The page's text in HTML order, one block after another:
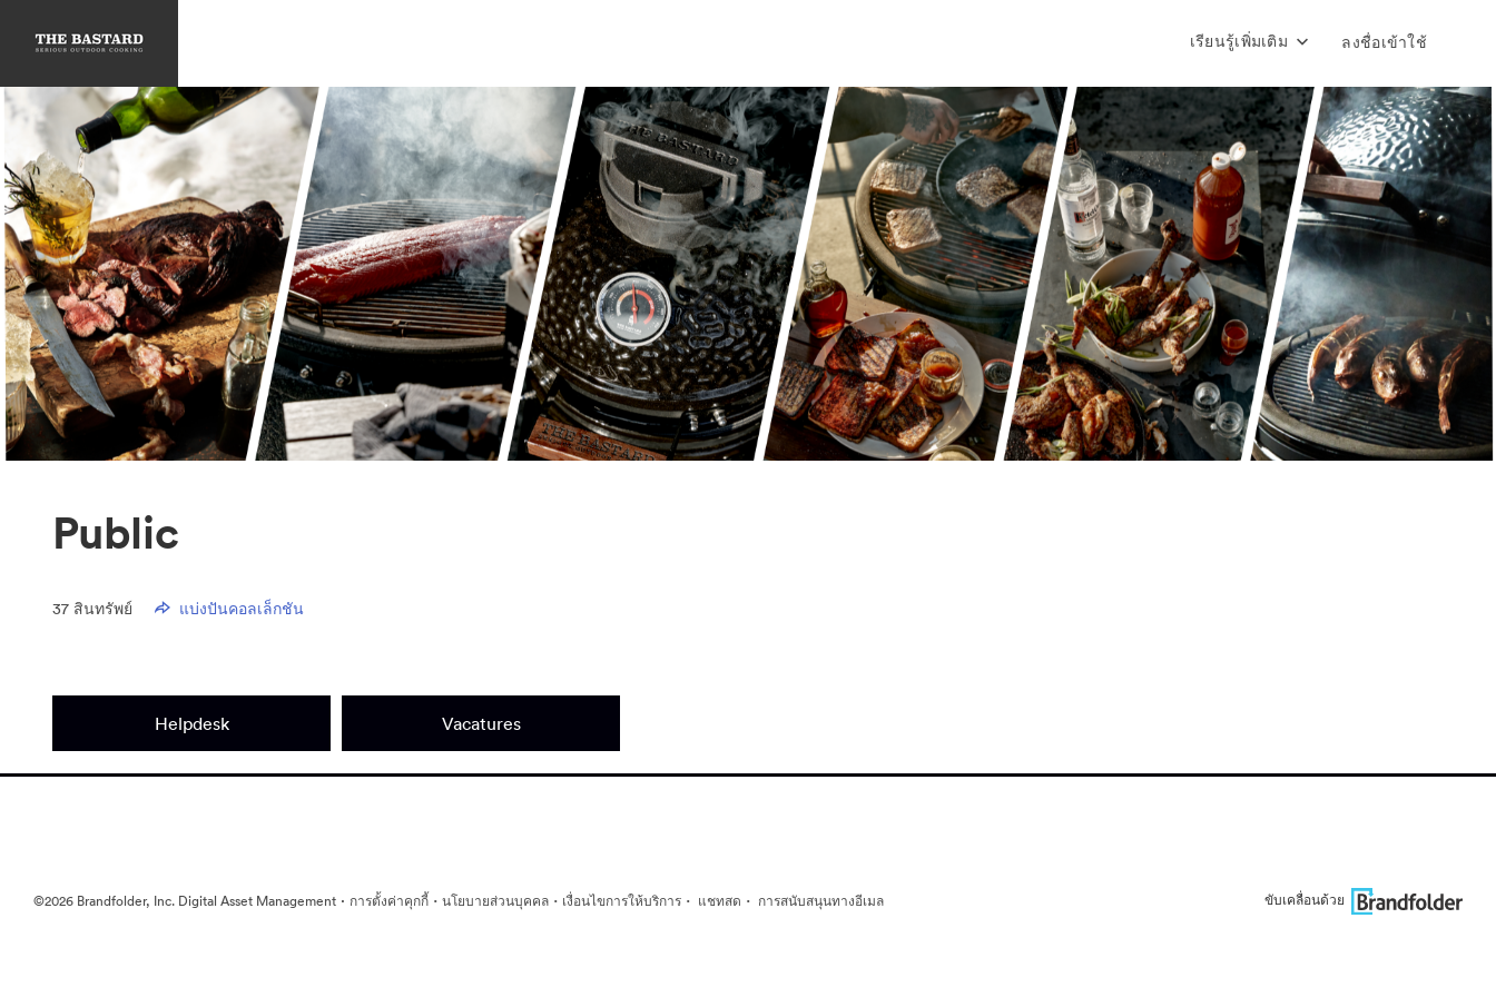
เรียนรู้เพิ่มเติม ลงชื่อเข้าใช้
Public
37 สินทรัพย์ แบ่งปันคอลเล็กชัน
Helpdesk Vacatures
©2026 Brandfolder, Inc. Digital Asset Management · การตั้งค่าคุกกี้· นโยบายส่วนบุคคล · เงื่อนไขการให้บริการ · แชทสด · การสนับสนุนทางอีเมล ขับเคลื่อนด้วย